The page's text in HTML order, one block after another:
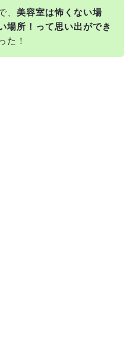
、 美容室は怖くない場
場所！って思い出ができ
た！